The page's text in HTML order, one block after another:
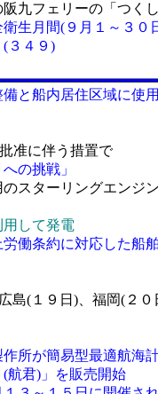
九フェリーの「つく
衛生月間(９月１～３０
(３４９)
備と船内居住区域に使
准に伴う措置で
の挑戦」
スターリングエンジ
して発電
働条約に対応した船
島(１９日)、福岡(２０
作所が簡易型最適航海
君)」を販売開始